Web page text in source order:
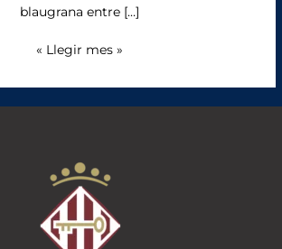
blaugrana entre […]
« Llegir mes »